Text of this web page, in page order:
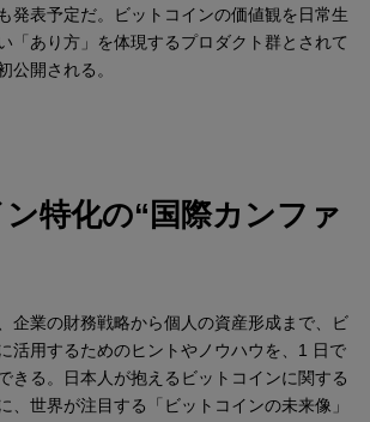
発表予定だ。ビットコインの価値観を日常生
「あり方」を体現するプロダクト群とされて
公開される。
特化の“国際カンファ
企業の財務戦略から個人の資産形成まで、ビ
活用するためのヒントやノウハウを、1 日で
きる。日本人が抱えるビットコインに関する
、世界が注目する「ビットコインの未来像」